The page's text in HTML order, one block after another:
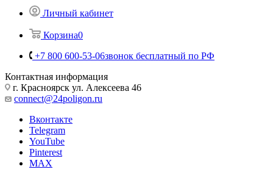
Личный кабинет
Корзина0
+7 800 600-53-06звонок бесплатный по РФ
Контактная информация
г. Красноярск ул. Алексеева 46
connect@24poligon.ru
Вконтакте
Telegram
YouTube
Pinterest
MAX